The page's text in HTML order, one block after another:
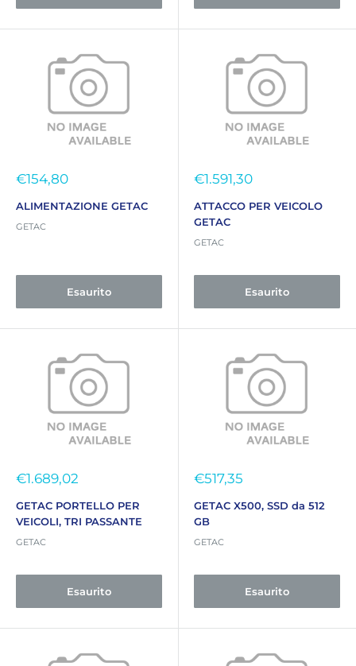
Prezzo
€154,80
ALIMENTAZIONE GETAC
GETAC
Esaurito
Prezzo
€1.591,30
ATTACCO PER VEICOLO
GETAC
GETAC
Esaurito
Prezzo
€1.689,02
GETAC PORTELLO PER
VEICOLI, TRI PASSANTE
GETAC
Esaurito
Prezzo
€517,35
GETAC X500, SSD da 512
GB
GETAC
Esaurito